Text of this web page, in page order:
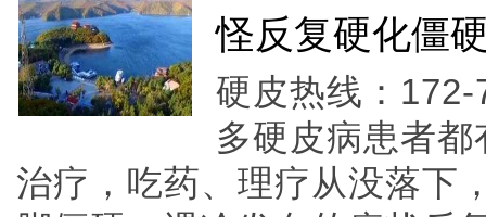
怪反复硬化僵
硬皮热线：
多硬皮病患者
治疗，吃药、理疗从没落下